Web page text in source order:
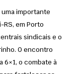
importante
em Porto
sindicais e o
O encontro
6×1, o combate à